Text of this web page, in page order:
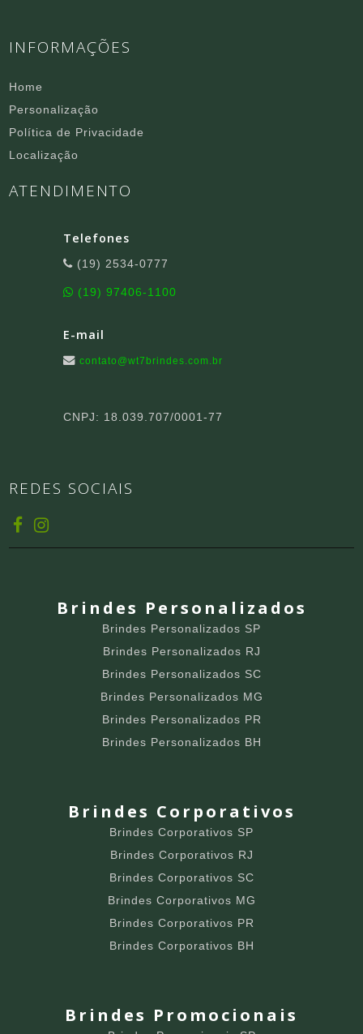
INFORMAÇÕES
Home
Personalização
Política de Privacidade
Localização
ATENDIMENTO
Telefones
(19) 2534-0777
(19) 97406-1100
E-mail
contato@wt7brindes.com.br
CNPJ: 18.039.707/0001-77
REDES SOCIAIS
Brindes Personalizados
Brindes Personalizados SP
Brindes Personalizados RJ
Brindes Personalizados SC
Brindes Personalizados MG
Brindes Personalizados PR
Brindes Personalizados BH
Brindes Corporativos
Brindes Corporativos SP
Brindes Corporativos RJ
Brindes Corporativos SC
Brindes Corporativos MG
Brindes Corporativos PR
Brindes Corporativos BH
Brindes Promocionais